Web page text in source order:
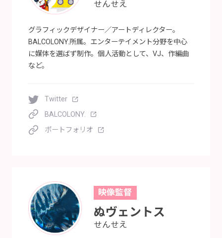
せんせえ
グラフィックデザイナー／アートディレクター。
BALCOLONY.所属。エンターテイメント分野を中心
に媒体を選ばず制作。個人活動として、VJ、作編曲
など。
Twitter
BALCOLONY.
ポートフォリオ
映像監督
ぬヴェントス
せんせえ